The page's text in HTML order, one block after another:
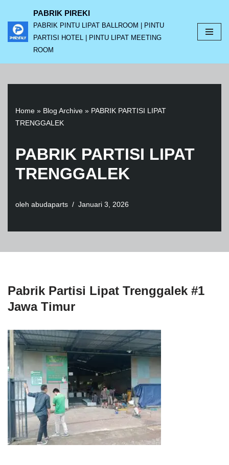
Lompat
ke
PABRIK PIREKI
PABRIK PINTU LIPAT BALLROOM | PINTU
PARTISI HOTEL | PINTU LIPAT MEETING
ROOM
Home » Blog Archive » PABRIK PARTISI LIPAT
TRENGGALEK
PABRIK PARTISI LIPAT
TRENGGALEK
oleh abudaparts Januari 3, 2026
Pabrik Partisi Lipat Trenggalek #1
Jawa Timur